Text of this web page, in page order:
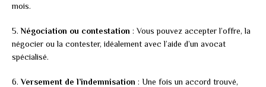
mois.
5.Négociation ou contestation : Vous pouvez accepter l’offre, la
négocier ou la contester, idéalement avec l’aide d’un avocat
spécialisé.
6.Versement de l’indemnisation : Une fois un accord trouvé,